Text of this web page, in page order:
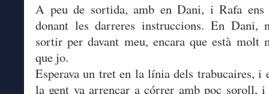
A peu de sortida, amb en Dani, i Rafa ens
donant les darreres instruccions. En Dani,
sortir per davant meu, encara que està molt
que jo.
Esperava un tret en la línia dels trabucaires, i
la gent va arrencar a córrer amb poc soroll,